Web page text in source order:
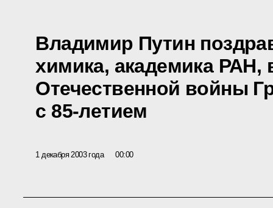
Владимир Путин
химика, академика РАН,
Отечественной войны
с 85-летием
1 декабря 2003 года 00:00